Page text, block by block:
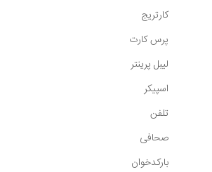
کارتریج
پرس کارت
لیبل پرینتر
اسپیکر
تلفن
صحافی
بارکدخوان